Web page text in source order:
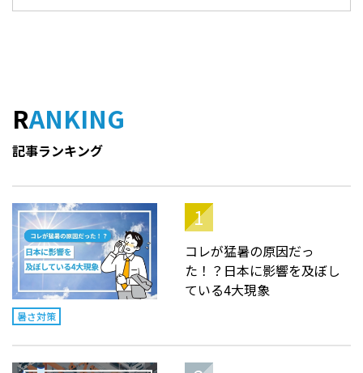
RANKING
記事ランキング
暑さ対策
コレが猛暑の原因だっ
た！？日本に影響を及ぼし
ている4大現象